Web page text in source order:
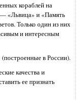
кораблей на
— «Львица» и «Память
Только один из них
и интересным
в России).
качества и
ее признать